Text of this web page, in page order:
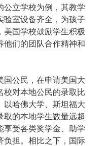
公立学校为例，其教学
验室设备齐全，为孩子
美国学校鼓励学生积极
他们的团队合作精神和
国公民，在申请美国大
校对本地公民的录取比
以哈佛大学、斯坦福大
取的本地学生数量远超
享受各类奖学金、助学
负担。相比之下，国际